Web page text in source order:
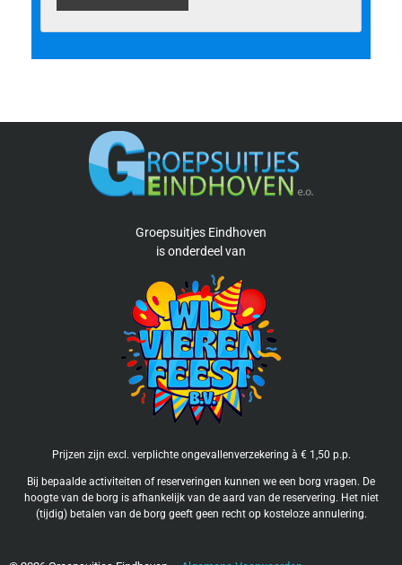
Groepsuitjes Eindhoven
isonderdeel van
Prijzen zijn excl. verplichte ongevallenverzekering à € 1,50 p.p.
Bij bepaalde activiteiten of reserveringen kunnen we een borg vragen. De
hoogte van de borg is afhankelijk van de aard van de reservering. Het niet
(tijdig) betalen van de borg geeft geen recht op kosteloze annulering.